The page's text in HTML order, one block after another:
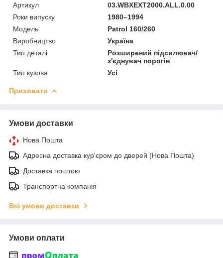
Артикул
03.WBXEXT2000.ALL.0.00
Роки випуску
1980–1994
Мoдель
Patrol 160/260
Виробництво
Україна
Тип деталі
Розширений підсилювач/
з'єднувач порогів
Тип кузова
Усі
Приховати
Умови доставки
Нова Пошта
Адресна доставка кур'єром до дверей (Нова Пошта)
Доставка поштою
Транспортна компанія
Всі умови доставки
Умови оплати